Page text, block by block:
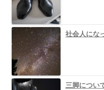
社会人にな
三脚につい